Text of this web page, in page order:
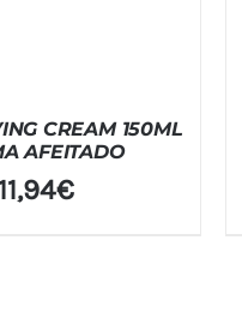
CREAM 150ML
AFEITADO
11,94€